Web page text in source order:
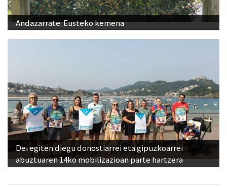
Andazarrate: Eusteko kemena
Dei egiten diegu donostiarrei eta gipuzkoarrei
abuztuaren 14ko mobilizazioan parte hartzera